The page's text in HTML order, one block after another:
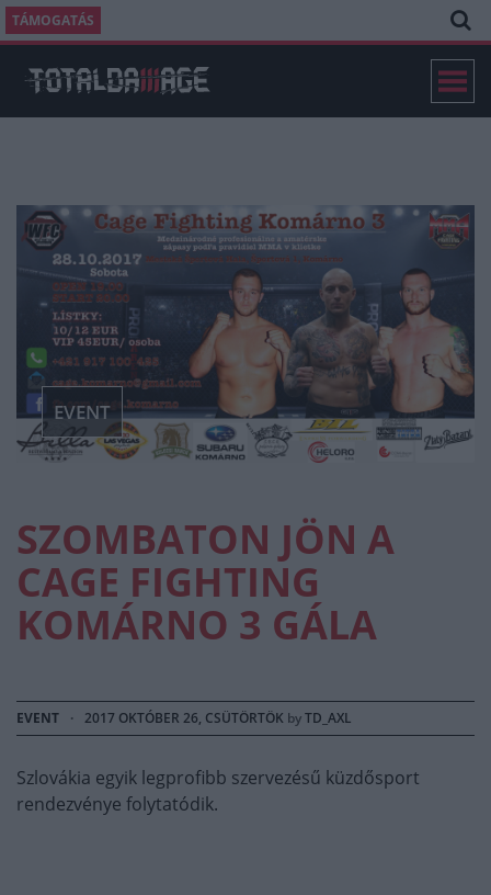
TÁMOGATÁS
EVENT
SZOMBATON JÖN A
CAGE FIGHTING
KOMÁRNO 3 GÁLA
EVENT · 2017 OKTÓBER 26, CSÜTÖRTÖK byTD_AXL
Szlovákia egyik legprofibb szervezésű küzdősport
rendezvénye folytatódik.